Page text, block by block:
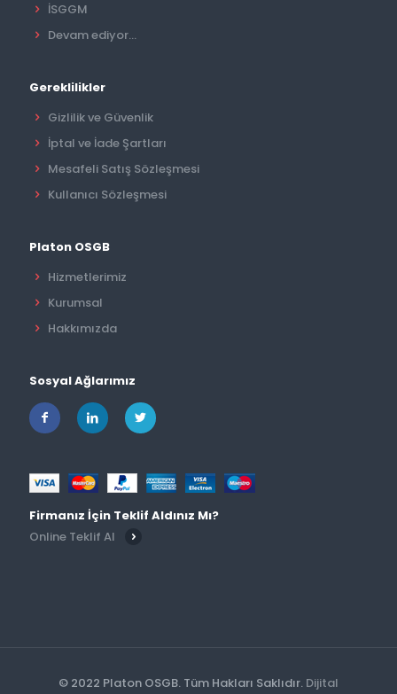
İSGGM
Devam ediyor...
Gereklilikler
Gizlilik ve Güvenlik
İptal ve İade Şartları
Mesafeli Satış Sözleşmesi
Kullanıcı Sözleşmesi
Platon OSGB
Hizmetlerimiz
Kurumsal
Hakkımızda
Sosyal Ağlarımız
Firmanız İçin Teklif Aldınız Mı?
Online Teklif Al
© 2022 Platon OSGB. Tüm Hakları Saklıdır. Dijital